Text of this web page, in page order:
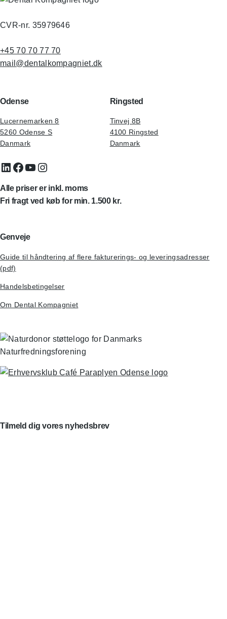
CVR-nr. 35979646
+45 70 70 77 70
mail@dentalkompagniet.dk
Odense
Lucernemarken 8
5260 Odense S
Danmark
Ringsted
Tinvej 8B
4100 Ringsted
Danmark
LinkedIn Facebook YouTube Instagram
Alle priser er inkl. moms
Fri fragt ved køb for min. 1.500 kr.
Genveje
Guide til håndtering af flere fakturerings- og leveringsadresser
(pdf)
Handelsbetingelser
Om Dental Kompagniet
Tilmeld dig vores nyhedsbrev